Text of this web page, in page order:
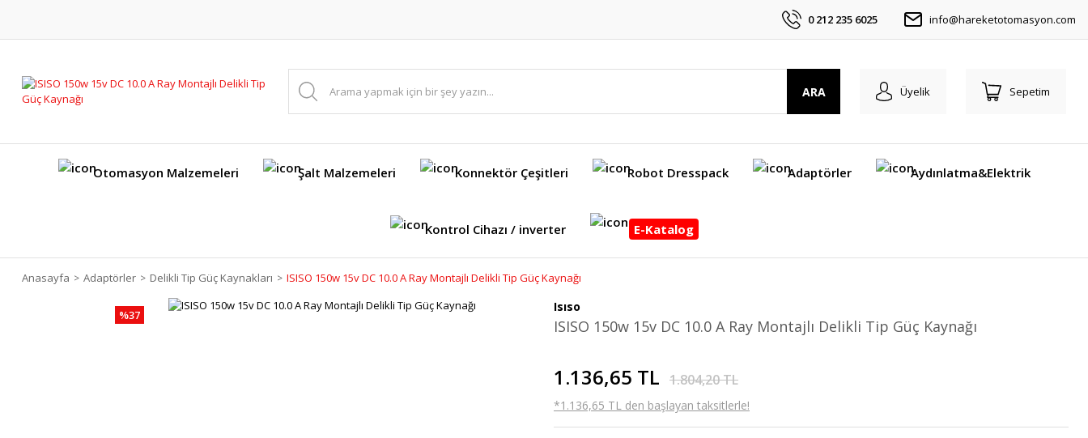
0 212 235 6025 info@hareketotomasyon.com
ARA Üyelik Sepetim
Otomasyon Malzemeleri Şalt Malzemeleri Konnektör Çeşitleri Robot Dresspack Adaptörler Aydınlatma&Elektrik
Kontrol Cihazı / inverter E-Katalog
Anasayfa Adaptörler Delikli Tip Güç Kaynakları ISISO 150w 15v DC 10.0 A Ray Montajlı Delikli Tip Güç Kaynağı
%37
Isıso
ISISO 150w 15v DC 10.0 A Ray Montajlı Delikli Tip Güç Kaynağı
1.136,65 TL 1.804,20 TL
*1.136,65 TL den başlayan taksitlerle!